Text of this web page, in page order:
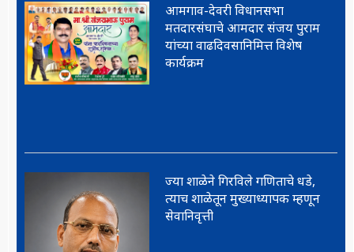
आमगाव-देवरी विधानसभा
मतदारसंघाचे आमदार संजय पुराम
यांच्या वाढदिवसानिमित्त विशेष
कार्यक्रम
ज्या शाळेने गिरविले गणिताचे धडे,
त्याच शाळेतून मुख्याध्यापक म्हणून
सेवानिवृत्ती